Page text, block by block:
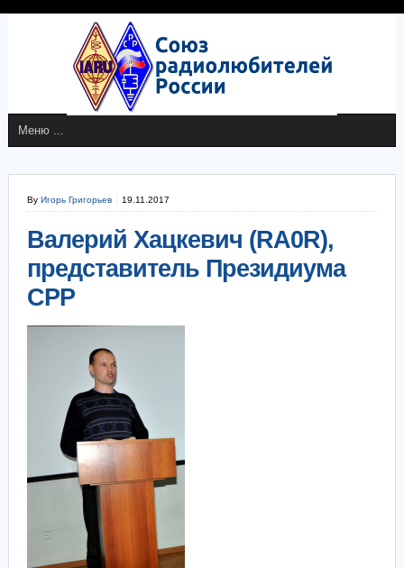
By Игорь Григорьев 19.11.2017
Валерий Хацкевич (RA0R),
представитель Президиума
СРР